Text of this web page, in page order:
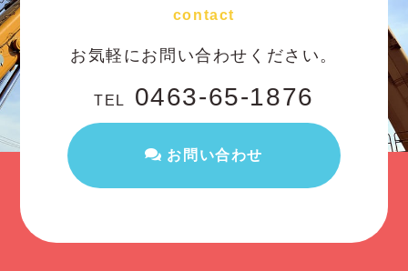
contact
お気軽にお問い合わせください。
TEL 0463-65-1876
お問い合わせ